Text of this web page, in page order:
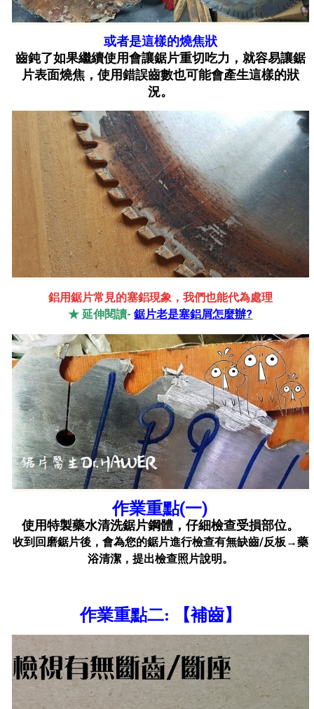
或者是這樣的燒焦狀
齒鈍了如果繼續使用會讓鋸片重切吃力，就容易讓鋸
片表面燒焦，使用錯誤齒數也可能會產生這樣的狀
況。
鋁用鋸片常見的塞鋁現象，我們也能代為處理
★ 延伸閱讀- 鋸片老是塞鋁屑怎麼辦?
作業重點(一)
使用特製藥水清洗鋸片鋼體，仔細檢查受損部位。
收到回磨鋸片後，會為您的鋸片進行檢查有無缺齒/反板→藥
浴清潔，提出檢查照片說明。
作業重點二: 【補齒】